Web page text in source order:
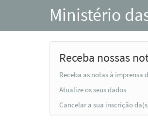
Ministério
Receba nossas
Receba as notas à imprensa
Atualize os seus dados
Cancelar a sua inscrição